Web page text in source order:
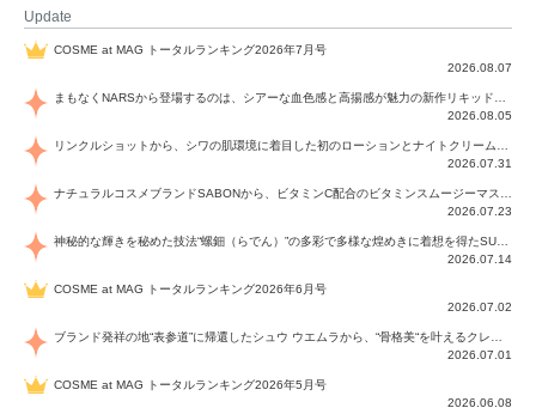
Update
COSME at MAG トータルランキング2026年7月号
2026.08.07
2026.08.05
2026.07.31
2026.07.23
2026.07.14
COSME at MAG トータルランキング2026年6月号
2026.07.02
2026.07.01
COSME at MAG トータルランキング2026年5月号
2026.06.08